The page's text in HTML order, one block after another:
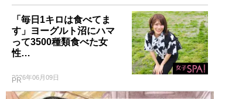
「毎日1キロは食べてま
す」ヨーグルト沼にハマ
って3500種類食べた女
性…
2026年06月09日
PR